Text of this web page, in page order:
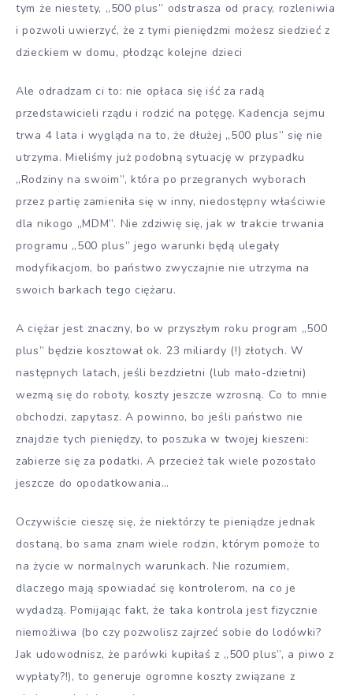
tym że niestety, „500 plus” odstrasza od pracy, rozleniwia
i pozwoli uwierzyć, że z tymi pieniędzmi możesz siedzieć z
dzieckiem w domu, płodząc kolejne dzieci
Ale odradzam ci to: nie opłaca się iść za radą
przedstawicieli rządu i rodzić na potęgę. Kadencja sejmu
trwa 4 lata i wygląda na to, że dłużej „500 plus” się nie
utrzyma. Mieliśmy już podobną sytuację w przypadku
„Rodziny na swoim”, która po przegranych wyborach
przez partię zamieniła się w inny, niedostępny właściwie
dla nikogo „MDM”. Nie zdziwię się, jak w trakcie trwania
programu „500 plus” jego warunki będą ulegały
modyfikacjom, bo państwo zwyczajnie nie utrzyma na
swoich barkach tego ciężaru.
A ciężar jest znaczny, bo w przyszłym roku program „500
plus” będzie kosztował ok. 23 miliardy (!) złotych. W
następnych latach, jeśli bezdzietni (lub mało-dzietni)
wezmą się do roboty, koszty jeszcze wzrosną. Co to mnie
obchodzi, zapytasz. A powinno, bo jeśli państwo nie
znajdzie tych pieniędzy, to poszuka w twojej kieszeni:
zabierze się za podatki. A przecież tak wiele pozostało
jeszcze do opodatkowania…
Oczywiście cieszę się, że niektórzy te pieniądze jednak
dostaną, bo sama znam wiele rodzin, którym pomoże to
na życie w normalnych warunkach. Nie rozumiem,
dlaczego mają spowiadać się kontrolerom, na co je
wydadzą. Pomijając fakt, że taka kontrola jest fizycznie
niemożliwa (bo czy pozwolisz zajrzeć sobie do lodówki?
Jak udowodnisz, że parówki kupiłaś z „500 plus”, a piwo z
wypłaty?!), to generuje ogromne koszty związane z